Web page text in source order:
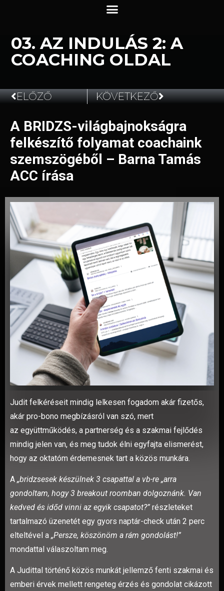
03. AZ INDULÁS 2: A
COACHING OLDAL
2023.06.19.
ELŐZŐ KÖVETKEZŐ
A BRIDZS-világbajnokságra
felkészítő folyamat coachaink
szemszögéből – Barna Tamás
ACC írása
Judit felkéréseit mindig lelkesen fogadom akár fizetős,
akár pro-bono megbízásról van szó, mert
az együttműködés, a partnerség és a szakmai fejlődés
mindig jelen van, és meg tudok élni egyfajta elismerést,
hogy az oktatóm érdemesnek tart a közös munkára.
A „bridzsesek készülnek 3 csapattal a vb-re „arra
gondoltam, hogy 3 breakout roomban dolgoznánk. Van
kedved és időd vinni az egyik csapatot?” részleteket
tartalmazó üzenetét egy gyors naptár-check után 2 perc
elteltével a „Persze, köszönöm a rám gondolást!”
mondattal válaszoltam meg.
A Judittal történő közös munkát jellemző fenti szakmai és
emberi érvek mellett rengeteg érzés és gondolat cikázott